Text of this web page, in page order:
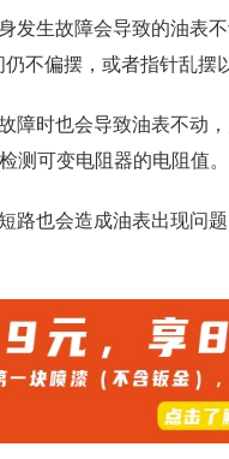
发生故障会导致的油表
不偏摆，或者指针乱摆
障时也会导致油表不动
测可变电阻器的电阻值
路也会造成油表出现问